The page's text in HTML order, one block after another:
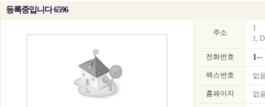
등록중입니다 6596
주소
1
1,
전화번호 1--
팩스번호 없
홈페이지 없